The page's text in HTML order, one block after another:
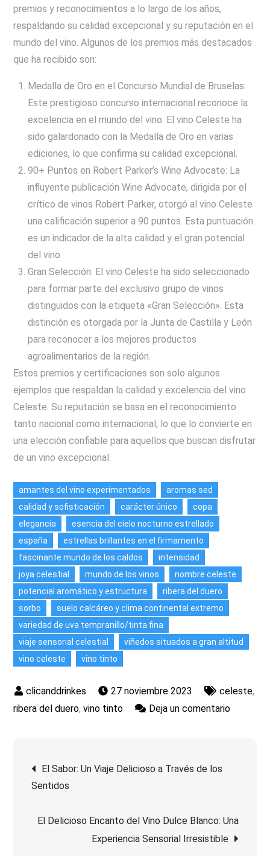
premios y reconocimientos a lo largo de los años,
respaldando su calidad excepcional y su reputación en el
mundo del vino. Algunos de los premios más destacados
que ha recibido son:
Medalla de Oro en el Concurso Mundial de Bruselas:
Este prestigioso concurso internacional reconoce la
excelencia en el mundo del vino. El vino Celeste ha
sido galardonado con la Medalla de Oro en varias
ediciones, lo que confirma su calidad excepcional.
90+ Puntos en Robert Parker’s Wine Advocate: La
influyente publicación Wine Advocate, dirigida por el
crítico de vinos Robert Parker, otorgó al vino Celeste
una calificación superior a 90 puntos. Esta puntuación
es un indicador de la alta calidad y el gran potencial
del vino.
Gran Selección: El vino Celeste ha sido seleccionado
para formar parte del exclusivo grupo de vinos
distinguidos con la etiqueta «Gran Selección». Esta
distinción es otorgada por la Junta de Castilla y León
para reconocer a los mejores productos
agroalimentarios de la región.
Estos premios y certificaciones son solo algunos
ejemplos que respaldan la calidad y excelencia del vino
Celeste. Su reputación se basa en el reconocimiento
tanto nacional como internacional, lo que lo convierte en
una elección confiable para aquellos que buscan disfrutar
de un vino excepcional.
amantes del vino experimentados
aromas sed
calidad y sofisticación
carácter único
copa
elegancia
esencia del cielo nocturno estrellado
españa
estrellas brillantes en el firmamento
fascinante mundo de los caldos
intensidad
joya celestial
mundo de los vinos
nombre celeste
potencial aromático y estructura
ribera del duero
sorbo
suelo calcáreo y clima continental extremo
variedad de uva tempranillo/tinta fina
viaje sensorial celestial
viñedos situados a gran altitud
vino celeste
vino tinto
27 noviembre 2023 celeste,
ribera del duero,vino tinto Deja un comentarioen
en
Navegación
de
entradas
El Sabor: Un Viaje Delicioso a Través de los
Sentidos
El Delicioso Encanto del Vino Dulce Blanco: Una
Experiencia Sensorial Irresistible